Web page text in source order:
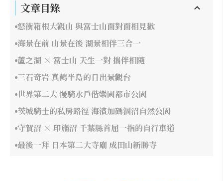
文章目錄
怒衝箱根大觀山 與富士山面對面相見歡
海景在前 山景在後 湖景相伴三合一
蘆之湖 × 富士山 天生一對 攜伴相隨
三石奇岩 真鶴半島的日出景觀台
世界第二大 慢騎水戶偕樂園都市公園
茨城騎士的私房路徑 海濱加碼涸沼自然公園
守賀沼 × 印旛沼 千葉縣首屈一指的自行車道
最後一拜 日本第二大寺廟 成田山新勝寺